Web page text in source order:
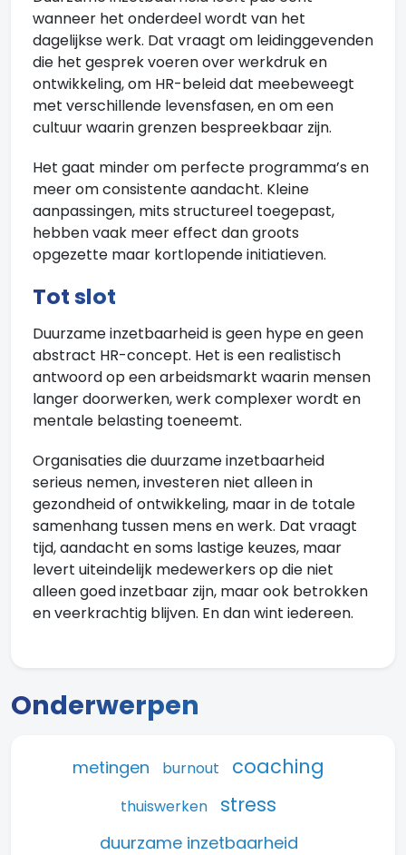
wanneer het onderdeel wordt van het
dagelijkse werk. Dat vraagt om leidinggevenden
die het gesprek voeren over werkdruk en
ontwikkeling, om HR-beleid dat meebeweegt
met verschillende levensfasen, en om een
cultuur waarin grenzen bespreekbaar zijn.
Het gaat minder om perfecte programma’s en
meer om consistente aandacht. Kleine
aanpassingen, mits structureel toegepast,
hebben vaak meer effect dan groots
opgezette maar kortlopende initiatieven.
Tot slot
Duurzame inzetbaarheid is geen hype en geen
abstract HR-concept. Het is een realistisch
antwoord op een arbeidsmarkt waarin mensen
langer doorwerken, werk complexer wordt en
mentale belasting toeneemt.
Organisaties die duurzame inzetbaarheid
serieus nemen, investeren niet alleen in
gezondheid of ontwikkeling, maar in de totale
samenhang tussen mens en werk. Dat vraagt
tijd, aandacht en soms lastige keuzes, maar
levert uiteindelijk medewerkers op die niet
alleen goed inzetbaar zijn, maar ook betrokken
en veerkrachtig blijven. En dan wint iedereen.
Onderwerpen
metingen burnout coaching
thuiswerken stress
duurzame inzetbaarheid